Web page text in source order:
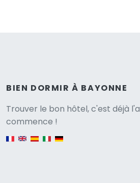
BIEN DORMIR À BAYONNE
Trouver le bon hôtel, c'est déjà
commence !